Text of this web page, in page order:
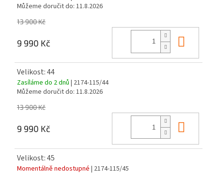
Můžeme doručit do: 11.8.2026
13 900 Kč
9 990 Kč
Velikost: 44
Zasíláme do 2 dnů | 2174-115/44
Můžeme doručit do: 11.8.2026
13 900 Kč
9 990 Kč
Velikost: 45
Momentálně nedostupné | 2174-115/45